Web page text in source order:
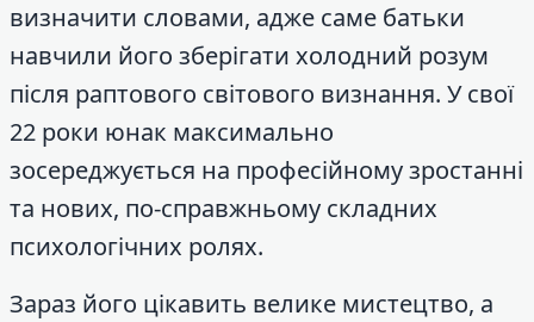
визначити словами, адже саме батьки
навчили його зберігати холодний розум
після раптового світового визнання. У свої
22 роки юнак максимально
зосереджується на професійному зростанні
та нових, по-справжньому складних
психологічних ролях.
Зараз його цікавить велике мистецтво, а